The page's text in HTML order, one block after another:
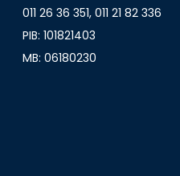
011 26 36 351, 011 21 82 336
PIB: 101821403
MB: 06180230